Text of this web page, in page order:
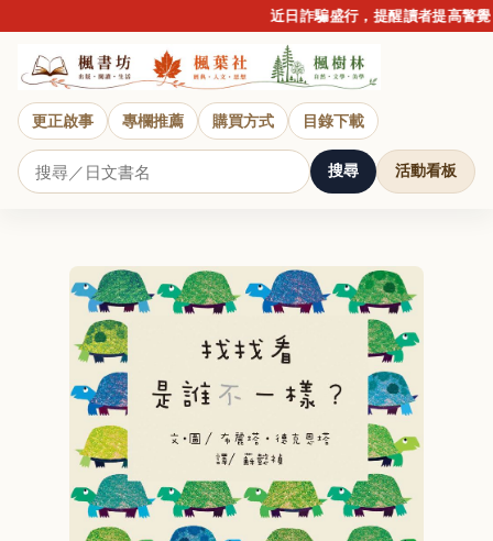
近日詐騙盛行，提醒讀者提高警覺
更正啟事 專欄推薦 購買方式 目錄下載
搜尋 活動看板